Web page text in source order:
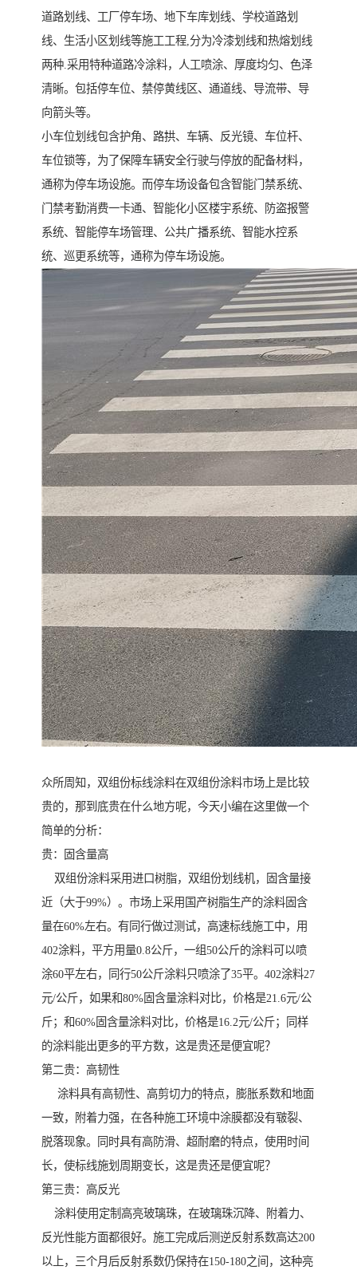
道路划线、工厂停车场、地下车库划线、学校道路划
线、生活小区划线等施工工程,分为冷漆划线和热熔划线
两种.采用特种道路冷涂料，人工喷涂、厚度均匀、色泽
清晰。包括停车位、禁停黄线区、通道线、导流带、导
向箭头等。
小车位划线包含护角、路拱、车辆、反光镜、车位杆、
车位锁等，为了保障车辆安全行驶与停放的配备材料，
通称为停车场设施。而停车场设备包含智能门禁系统、
门禁考勤消费一卡通、智能化小区楼宇系统、防盗报警
系统、智能停车场管理、公共广播系统、智能水控系
统、巡更系统等，通称为停车场设施。
众所周知，双组份标线涂料在双组份涂料市场上是比较
贵的，那到底贵在什么地方呢，今天小编在这里做一个
简单的分析：
贵：固含量高
双组份涂料采用进口树脂，双组份划线机，固含量接
近（大于99%）。市场上采用国产树脂生产的涂料固含
量在60%左右。有同行做过测试，高速标线施工中，用
402涂料，平方用量0.8公斤，一组50公斤的涂料可以喷
涂60平左右，同行50公斤涂料只喷涂了35平。402涂料27
元/公斤，如果和80%固含量涂料对比，价格是21.6元/公
斤；和60%固含量涂料对比，价格是16.2元/公斤；同样
的涂料能出更多的平方数，这是贵还是便宜呢？
第二贵：高韧性
涂料具有高韧性、高剪切力的特点，膨胀系数和地面
一致，附着力强，在各种施工环境中涂膜都没有皲裂、
脱落现象。同时具有高防滑、超耐磨的特点，使用时间
长，使标线施划周期变长，这是贵还是便宜呢？
第三贵：高反光
涂料使用定制高亮玻璃珠，在玻璃珠沉降、附着力、
反光性能方面都很好。施工完成后测逆反射系数高达200
以上，三个月后反射系数仍保持在150-180之间，这种亮